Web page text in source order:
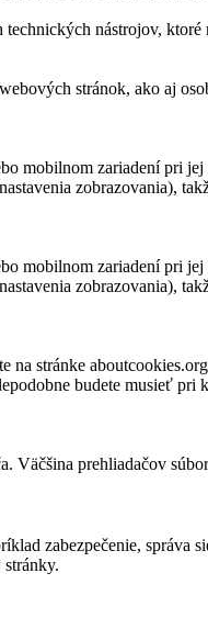
nástrojov,
stránok, ako aj
mobilnom zariadení pri
zobrazovania),
mobilnom zariadení pri
zobrazovania),
stránke
budete musieť
Väčšina prehliadačov
zabezpečenie, správa